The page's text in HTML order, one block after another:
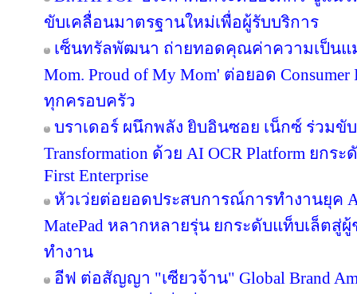
ขับเคลื่อนมาตรฐานใหม่เพื่อผู้รับบริการ
เซ็นทรัลพัฒนา ถ่ายทอดคุณค่าความเป็นแม่
Mom. Proud of My Mom' ต่อยอด Consumer
ทุกครอบครัว
บราเดอร์ ผนึกพลัง ยิบอินซอย เน็กซ์ ร่วมขับ
Transformation ด้วย AI OCR Platform ยก
First Enterprise
หัวเว่ยต่อยอดประสบการณ์การทำงานยุค
MatePad หลากหลายรุ่น ยกระดับแท็บเล็ตสู่
ทำงาน
อีฟ ต่อสัญญา "เซียวจ้าน" Global Brand